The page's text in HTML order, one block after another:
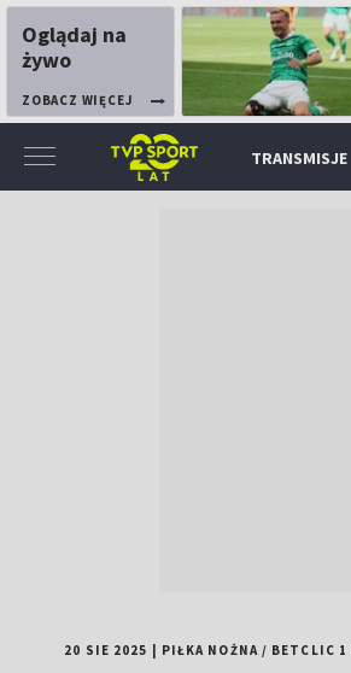
Oglądaj na
żywo
ZOBACZ WIĘCEJ
TRANSMISJE
20 SIE 2025 PIŁKA NOŻNA/ BETCLIC 1